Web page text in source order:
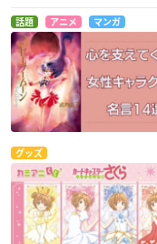
話題 アニメ マンガ
グッズ